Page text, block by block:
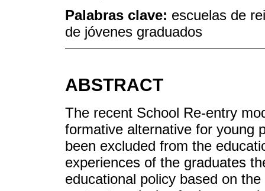
Palabras clave: escuelas de
de jóvenes graduados
ABSTRACT
The recent School Re-entry
formative alternative for young
been excluded from the
experiences of the graduates
educational policy based on